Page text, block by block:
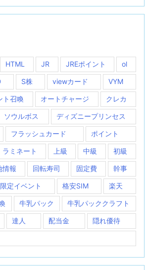
HTML JR JREポイント ol
S株 viewカード VYM
ト召喚 オートチャージ クレカ
ソウルボス ディズニープリンセス
フラッシュカード ポイント
ラミネート 上級 中級 初級
情報 回転寿司 固定費 幹事
定イベント 格安SIM 楽天
牛乳パック 牛乳パッククラフト
達人 配当金 隠れ優待